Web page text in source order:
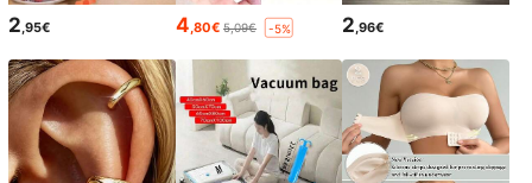
2 ,95€ 4 ,80€ 5,09€ -5% 2 ,96€